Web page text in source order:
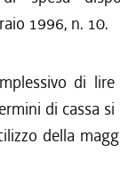
1996, n. 10.
di
di cassa si
della